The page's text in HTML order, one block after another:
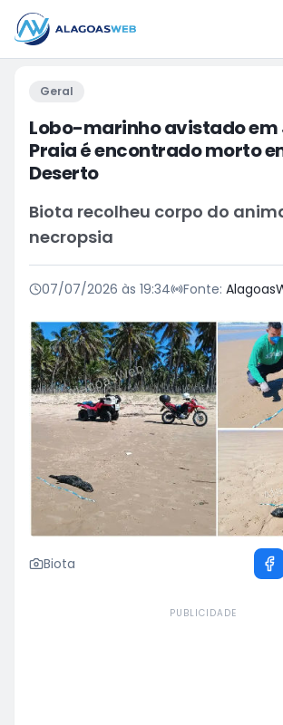
Geral
Lobo-marinho avistado em
Praia é encontrado morto
Deserto
Biota recolheu corpo do
necropsia
07/07/2026 às 19:34 Fonte:
Biota
PUBLICIDADE